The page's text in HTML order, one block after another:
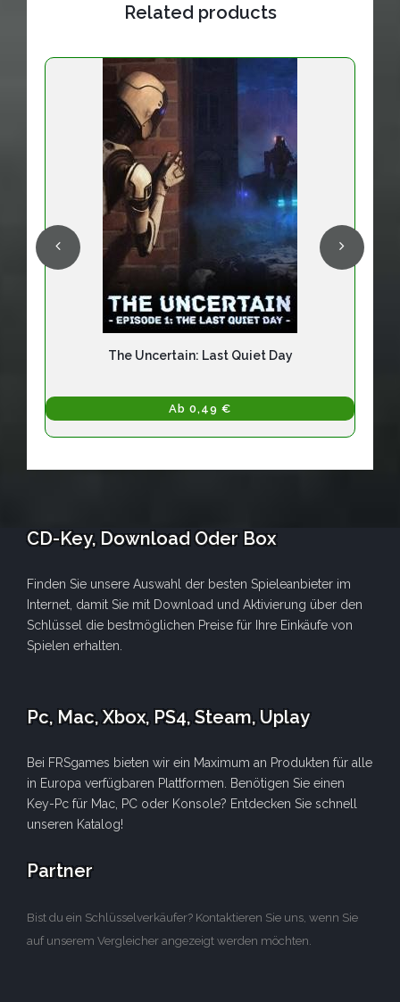
Related products
The Uncertain: Last Quiet Day
Ab 0,49 €
CD-Key, Download Oder Box
Finden Sie unsere Auswahl der besten Spieleanbieter im
Internet, damit Sie mit Download und Aktivierung über den
Schlüssel die bestmöglichen Preise für Ihre Einkäufe von
Spielen erhalten.
Pc, Mac, Xbox, PS4, Steam, Uplay
Bei FRSgames bieten wir ein Maximum an Produkten für alle
in Europa verfügbaren Plattformen. Benötigen Sie einen
Key-Pc für Mac, PC oder Konsole? Entdecken Sie schnell
unseren Katalog!
Partner
Bist du ein Schlüsselverkäufer? Kontaktieren Sie uns, wenn Sie
auf unserem Vergleicher angezeigt werden möchten.